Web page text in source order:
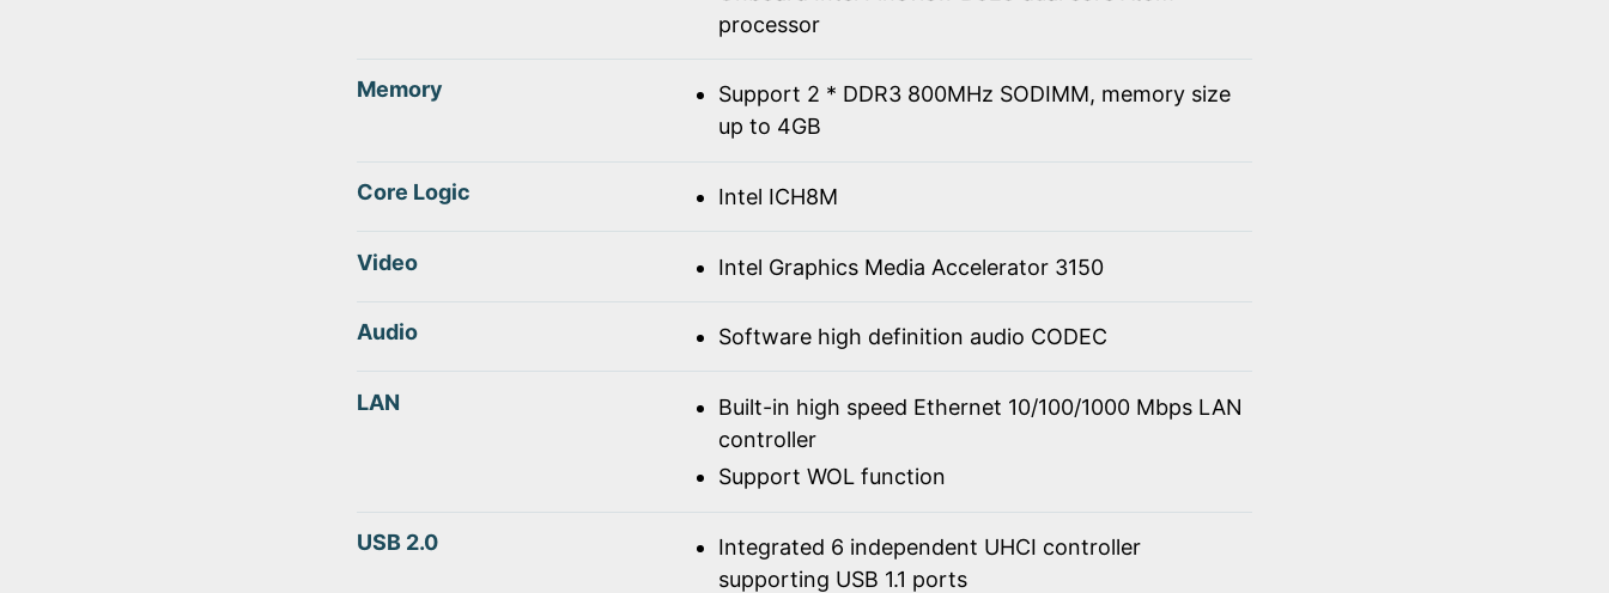
processor
Memory
Support 2 * DDR3 800MHz SODIMM, memory size
up to 4GB
Core Logic Intel ICH8M
Video Intel Graphics Media Accelerator 3150
Audio Software high definition audio CODEC
LAN
Built-in high speed Ethernet 10/100/1000 Mbps LAN
controller
Support WOL function
USB 2.0
Integrated 6 independent UHCI controller
supporting USB 1.1 ports